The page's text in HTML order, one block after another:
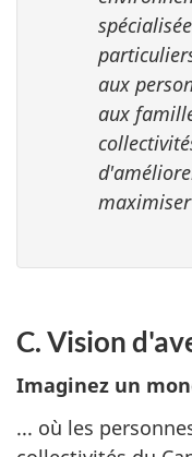
aux
aux
C. Vision
Imaginez un
... où les